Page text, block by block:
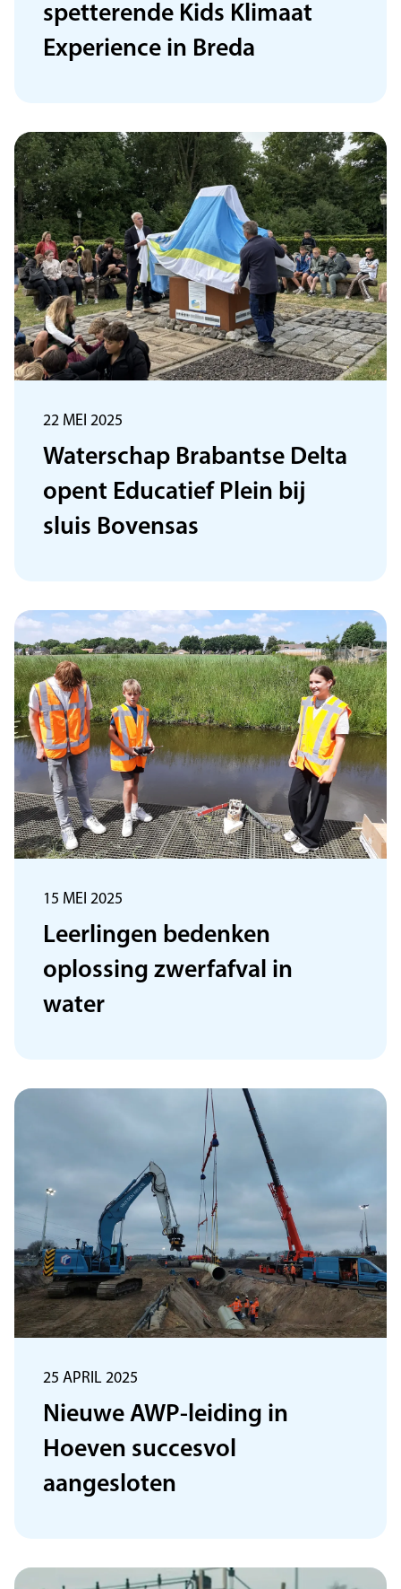
spetterende Kids Klimaat
Experience in Breda
Waterschap Brabantse Delta
opent Educatief Plein bij
sluis Bovensas
22 MEI 2025
Leerlingen bedenken
oplossing zwerfafval in
water
15 MEI 2025
Nieuwe AWP-leiding in
Hoeven succesvol
aangesloten
25 APRIL 2025